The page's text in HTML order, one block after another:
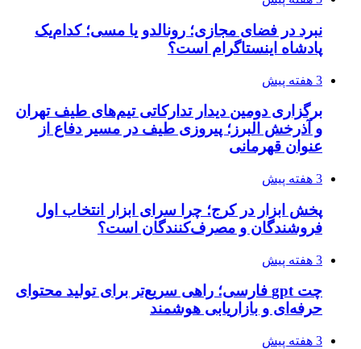
نبرد در فضای مجازی؛ رونالدو یا مسی؛ کدام‌یک
پادشاه اینستاگرام است؟
3 هفته پیش
برگزاری دومین دیدار تدارکاتی تیم‌های طیف تهران
و آذرخش البرز؛ پیروزی طیف در مسیر دفاع از
عنوان قهرمانی
3 هفته پیش
پخش ابزار در کرج؛ چرا سرای ابزار انتخاب اول
فروشندگان و مصرف‌کنندگان است؟
3 هفته پیش
چت gpt فارسی؛ راهی سریع‌تر برای تولید محتوای
حرفه‌ای و بازاریابی هوشمند
3 هفته پیش